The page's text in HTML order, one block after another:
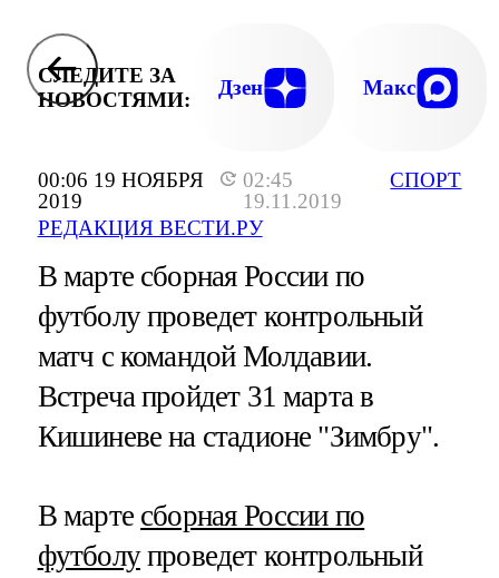
00:06 19 НОЯБРЯ
2019
02:45
19.11.2019
РЕДАКЦИЯ ВЕСТИ.РУ
СПОРТ
СЛЕДИТЕ ЗА
НОВОСТЯМИ:
Дзен Макс
В марте сборная России по
футболу проведет контрольный
матч с командой Молдавии.
Встреча пройдет 31 марта в
Кишиневе на стадионе "Зимбру".
В марте сборная России по
футболупроведет контрольный